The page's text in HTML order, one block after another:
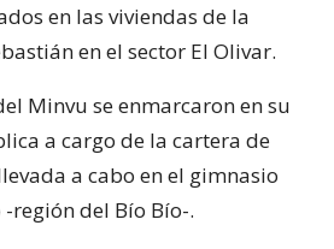
en las viviendas de la
en el sector El Olivar.
Minvu se enmarcaron en su
a cargo de la cartera de
a cabo en el gimnasio
región del Bío Bío-.